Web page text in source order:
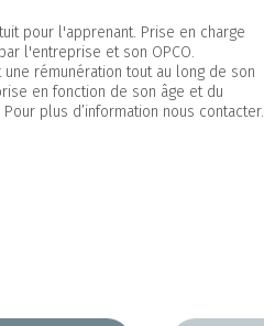
pour l'apprenant. Prise en charge
l'entreprise et son OPCO.
une rémunération tout au long de son
en fonction de son âge et du
plus d’information nous contacter.